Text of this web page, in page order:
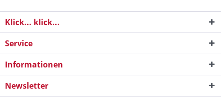
Klick... klick...
Service
Informationen
Newsletter